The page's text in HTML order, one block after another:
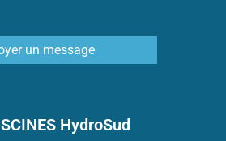
un message
HydroSud